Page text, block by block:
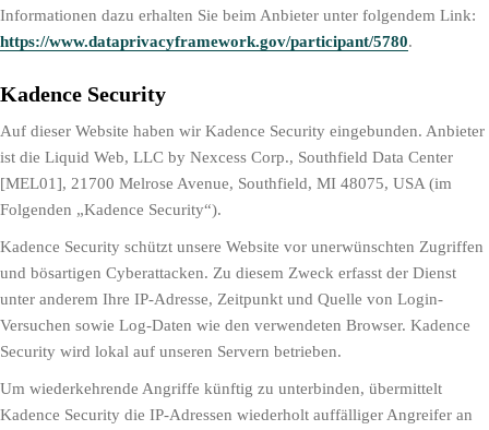
Informationen dazu erhalten Sie beim Anbieter unter folgendem Link:
https://www.dataprivacyframework.gov/participant/5780.
Kadence Security
Auf dieser Website haben wir Kadence Security eingebunden. Anbieter
ist die Liquid Web, LLC by Nexcess Corp., Southfield Data Center
[MEL01], 21700 Melrose Avenue, Southfield, MI 48075, USA (im
Folgenden „Kadence Security“).
Kadence Security schützt unsere Website vor unerwünschten Zugriffen
und bösartigen Cyberattacken. Zu diesem Zweck erfasst der Dienst
unter anderem Ihre IP-Adresse, Zeitpunkt und Quelle von Login-
Versuchen sowie Log-Daten wie den verwendeten Browser. Kadence
Security wird lokal auf unseren Servern betrieben.
Um wiederkehrende Angriffe künftig zu unterbinden, übermittelt
Kadence Security die IP-Adressen wiederholt auffälliger Angreifer an